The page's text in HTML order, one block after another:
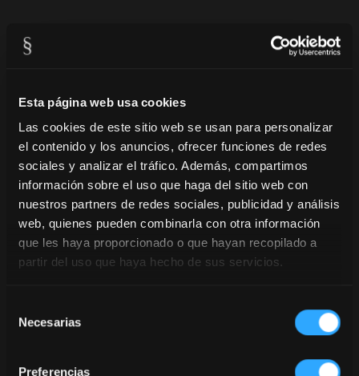
Esta página web usa cookies
Las cookies de este sitio web se usan para personalizar
el contenido y los anuncios, ofrecer funciones de redes
sociales y analizar el tráfico. Además, compartimos
información sobre el uso que haga del sitio web con
nuestros partners de redes sociales, publicidad y análisis
web, quienes pueden combinarla con otra información
que les haya proporcionado o que hayan recopilado a
partir del uso que haya hecho de sus servicios.
Necesarias
Preferencias
FELIZ AÑO NUEVO
31/12/2025
FELIZ AÑO NUEVO ¡Gracias por elegirnos por celebrar